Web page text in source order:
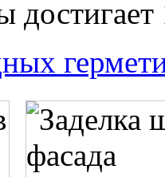
достигает